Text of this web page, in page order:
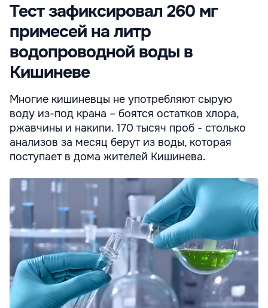
Тест зафиксировал 260 мг
примесей на литр
водопроводной воды в
Кишиневе
Многие кишиневцы не употребляют сырую
воду из-под крана – боятся остатков хлора,
ржавчины и накипи. 170 тысяч проб - столько
анализов за месяц берут из воды, которая
поступает в дома жителей Кишинева.